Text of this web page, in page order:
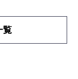
覧